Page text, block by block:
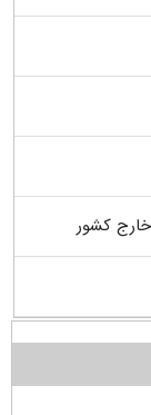
کشور